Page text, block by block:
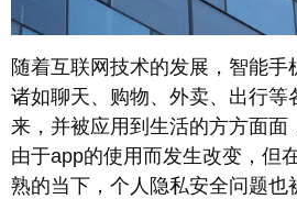
随着互联网技术的发展，智能手
诸如聊天、购物、外卖、出行等
来，并被应用到生活的方方面面
由于app的使用而发生改变，但
熟的当下，个人隐私安全问题也